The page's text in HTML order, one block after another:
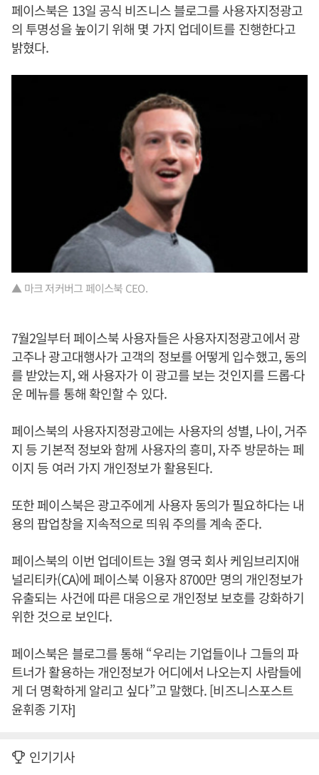
페이스북은 13일 공식 비즈니스 블로그를 사용자지정광고
의 투명성을 높이기 위해 몇 가지 업데이트를 진행한다고
밝혔다.
▲ 마크 저커버그 페이스북 CEO.
7월2일부터 페이스북 사용자들은 사용자지정광고에서 광
고주나 광고대행사가 고객의 정보를 어떻게 입수했고, 동의
를 받았는지, 왜 사용자가 이 광고를 보는 것인지를 드롭-다
운 메뉴를 통해 확인할 수 있다.
페이스북의 사용자지정광고에는 사용자의 성별, 나이, 거주
지 등 기본적 정보와 함께 사용자의 흥미, 자주 방문하는 페
이지 등 여러 가지 개인정보가 활용된다.
또한 페이스북은 광고주에게 사용자 동의가 필요하다는 내
용의 팝업창을 지속적으로 띄워 주의를 계속 준다.
페이스북의 이번 업데이트는 3월 영국 회사 케임브리지애
널리티카(CA)에 페이스북 이용자 8700만 명의 개인정보가
유출되는 사건에 따른 대응으로 개인정보 보호를 강화하기
위한 것으로 보인다.
페이스북은 블로그를 통해 “우리는 기업들이나 그들의 파
트너가 활용하는 개인정보가 어디에서 나오는지 사람들에
게 더 명확하게 알리고 싶다”고 말했다. [비즈니스포스트
윤휘종 기자]
인기기사